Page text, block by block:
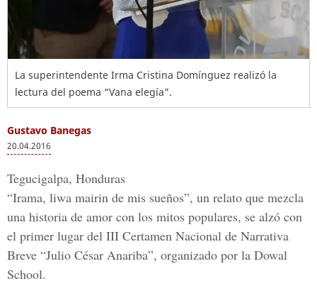
La superintendente Irma Cristina Domínguez realizó la
lectura del poema “Vana elegía”.
Gustavo Banegas
20.04.2016
Tegucigalpa, Honduras
“Irama, liwa mairin de mis sueños”, un relato que mezcla
una historia de amor con los mitos populares, se alzó con
el primer lugar del III Certamen Nacional de Narrativa
Breve “Julio César Anariba”, organizado por la Dowal
School.